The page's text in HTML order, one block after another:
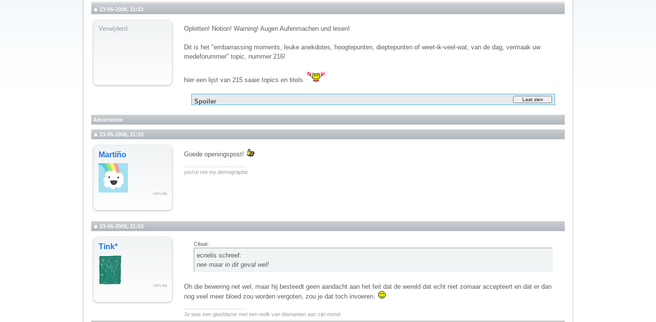
23-05-2008, 21:53
Verwijderd Opletten! Notion! Warning! Augen Aufenmachen und lesen!
Dit is het "embarrassing moments, leuke anekdotes, hoogtepunten, dieptepunten of weet-ik-veel-wat, van de dag, vermaak uw
medeforummer" topic, nummer 216!
hier een lijst van 215 saaie topics en titels
Spoiler
Advertentie
23-05-2008, 21:53
Martiño
Goede openingspost!
you're not my demographic
23-05-2008, 21:53
Tink* Citaat:
ecnelis schreef:
nee maar in dit geval wel!
Oh die bewering net wel, maar hij besteedt geen aandacht aan het feit dat de wereld dat echt niet zomaar accepteert en dat er dan
nog veel meer bloed zou worden vergoten, zou je dat toch invoeren.
Je was een glasblazer met een wolk van diamanten aan zijn mond